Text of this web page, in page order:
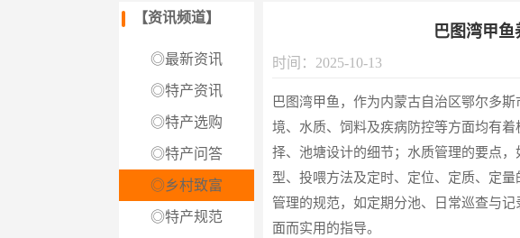
【资讯频道】
◎最新资讯
◎特产资讯
◎特产选购
◎特产问答
◎乡村致富
◎特产规范
巴图湾甲
时间：2025-10-13
巴图湾甲鱼，作为内蒙古自治区鄂尔多
境、水质、饲料及疾病防控等方面均有
择、池塘设计的细节；水质管理的要点
型、投喂方法及定时、定位、定质、定
管理的规范，如定期分池、日常巡查与
面而实用的指导。